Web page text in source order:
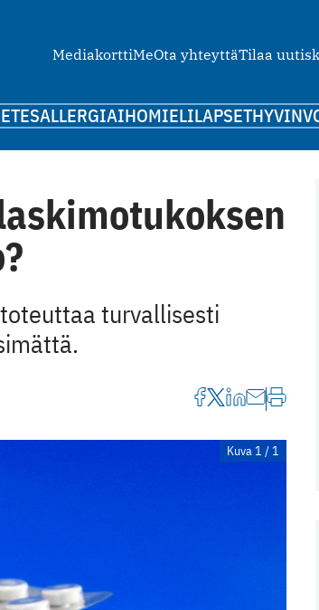
MediakorttiMeOta yhteyttäTilaa
ALLERGIAIHOMIELILAPSET
turvallisesti
Kuva 1 / 1